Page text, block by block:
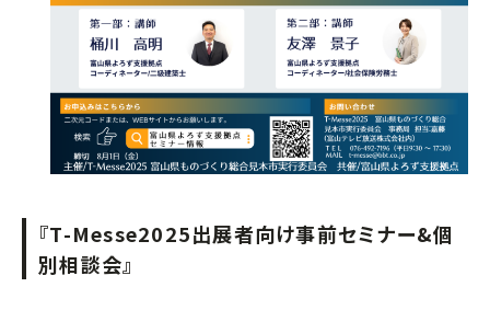
『T-Messe2025出展者向け事前セミナー&個
別相談会』